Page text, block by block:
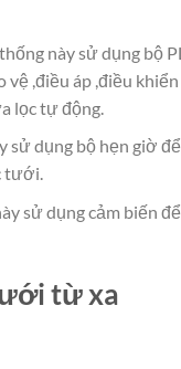
này sử dụng bộ
,điều áp ,điều
lọc tự động.
sử dụng bộ hẹn giờ
tưới.
sử dụng cảm biến
từ xa